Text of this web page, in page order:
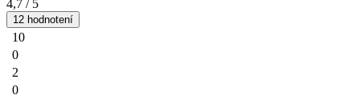
4,7 / 5
12 hodnotení
10
0
2
0